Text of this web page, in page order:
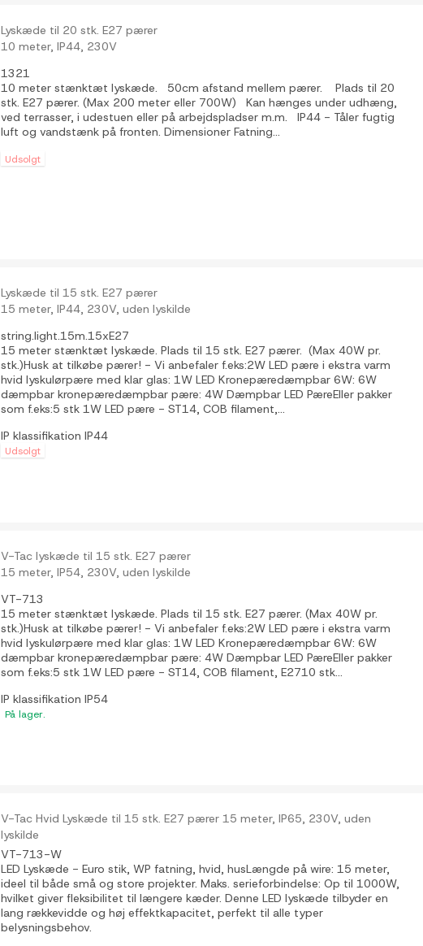
Lyskæde til 20 stk. E27 pærer
10 meter, IP44, 230V
1321
10 meter stænktæt lyskæde. 50cm afstand mellem pærer. Plads til 20
stk. E27 pærer. (Max 200 meter eller 700W) Kan hænges under udhæng,
ved terrasser, i udestuen eller på arbejdspladser m.m. IP44 - Tåler fugtig
luft og vandstænk på fronten. Dimensioner Fatning...
Udsolgt
Lyskæde til 15 stk. E27 pærer
15 meter, IP44, 230V, uden lyskilde
string.light.15m.15xE27
15 meter stænktæt lyskæde. Plads til 15 stk. E27 pærer. (Max 40W pr.
stk.)Husk at tilkøbe pærer! - Vi anbefaler f.eks:2W LED pære i ekstra varm
hvid lyskulørpære med klar glas: 1W LED Kronepæredæmpbar 6W: 6W
dæmpbar kronepæredæmpbar pære: 4W Dæmpbar LED PæreEller pakker
som f.eks:5 stk 1W LED pære - ST14, COB filament,...
IP klassifikationIP44
Udsolgt
V-Tac lyskæde til 15 stk. E27 pærer
15 meter, IP54, 230V, uden lyskilde
VT-713
15 meter stænktæt lyskæde. Plads til 15 stk. E27 pærer. (Max 40W pr.
stk.)Husk at tilkøbe pærer! - Vi anbefaler f.eks:2W LED pære i ekstra varm
hvid lyskulørpære med klar glas: 1W LED Kronepæredæmpbar 6W: 6W
dæmpbar kronepæredæmpbar pære: 4W Dæmpbar LED PæreEller pakker
som f.eks:5 stk 1W LED pære - ST14, COB filament, E2710 stk...
IP klassifikationIP54
På lager.
V-Tac Hvid Lyskæde til 15 stk. E27 pærer 15 meter, IP65, 230V, uden
lyskilde
VT-713-W
LED Lyskæde - Euro stik, WP fatning, hvid, husLængde på wire: 15 meter,
ideel til både små og store projekter. Maks. serieforbindelse: Op til 1000W,
hvilket giver fleksibilitet til længere kæder. Denne LED lyskæde tilbyder en
lang rækkevidde og høj effektkapacitet, perfekt til alle typer
belysningsbehov.